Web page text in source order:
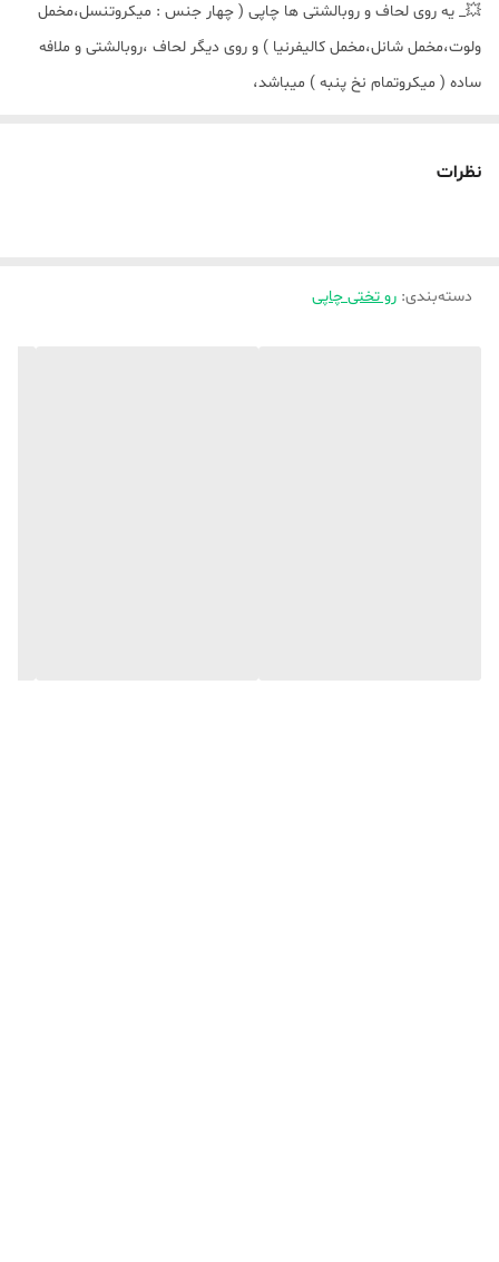
💥_ یه روی لحاف و روبالشتی ها چاپی ( چهار جنس : میکروتنسل،مخمل
ولوت،مخمل شانل،مخمل کالیفرنیا ) و روی دیگر لحاف ،روبالشتی و ملافه
ساده ( میکروتمام نخ پنبه ) میباشد،
بفرمایید برای کدوم ( کد ) میباشد ،
نظرات
دسته‌بندی: رو تختی چاپی